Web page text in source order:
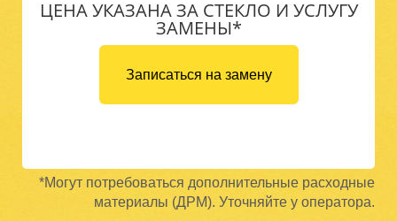
ЦЕНА УКАЗАНА ЗА СТЕКЛО И УСЛУГУ
ЗАМЕНЫ*
Записаться на замену
*Могут потребоваться дополнительные расходные
материалы (ДРМ). Уточняйте у оператора.